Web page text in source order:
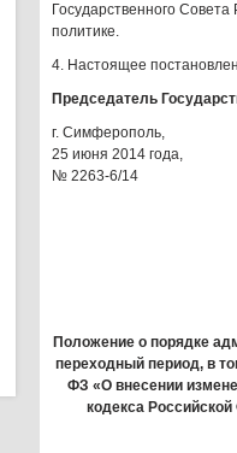
Государственного
политике.
4. Настоящее
Председатель
г. Симферополь,
25 июня 2014 года,
№ 2263-6/14
Положение о порядке
переходный период, в
ФЗ «О внесении
кодекса